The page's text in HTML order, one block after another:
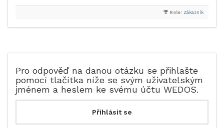
Role: Zákazník
Pro odpověď na danou otázku se přihlašte
pomocí tlačítka níže se svým uživatelským
jménem a heslem ke svému účtu WEDOS.